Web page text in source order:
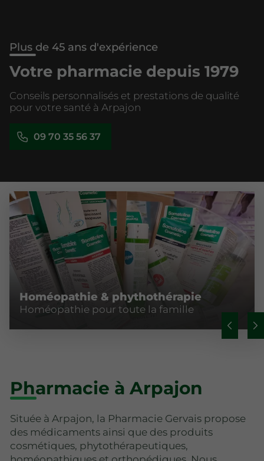
Plus de 45 ans d'expérience
Votre pharmacie depuis 1979
Conseils personnalisés et prestations de qualité
pour votre santé à Arpajon
09 70 35 56 37
Homéopathie & phythothérapie
Homéopathie pour toute la famille
Pharmacie à Arpajon
Située à Arpajon, la Pharmacie Gervais propose
des médicaments ainsi que des produits
cosmétiques, phytothérapeutiques,